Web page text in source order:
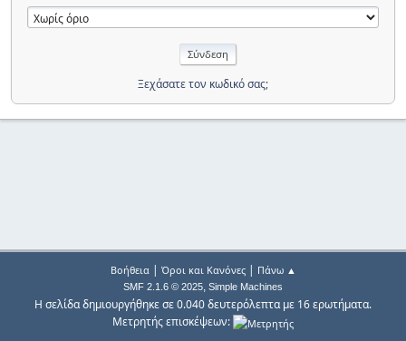
Ξεχάσατε τον κωδικό σας;
Βοήθεια| Όροι και Κανόνες| Πάνω ▲
SMF 2.1.6 © 2025, Simple Machines
Η σελίδα δημιουργήθηκε σε 0.040 δευτερόλεπτα με 16 ερωτήματα.
Μετρητής επισκέψεων: